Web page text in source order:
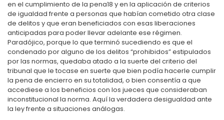
en el cumplimiento de la pena18 y en la aplicación de criterios
de igualdad frente a personas que habían cometido otra clase
de delitos y que eran beneficiados con esas liberaciones
anticipadas para poder llevar adelante ese régimen.
Paradójico, porque lo que terminó sucediendo es que el
condenado por alguno de los delitos “prohibidos” estipulados
por las normas, quedaba atado a la suerte del criterio del
tribunal que le tocase en suerte que bien podía hacerle cumplir
la pena de encierro en su totalidad, o bien consentía a que
accediese a los beneficios con los jueces que consideraban
inconstitucional la norma. Aquí la verdadera desigualdad ante
la ley frente a situaciones análogas.